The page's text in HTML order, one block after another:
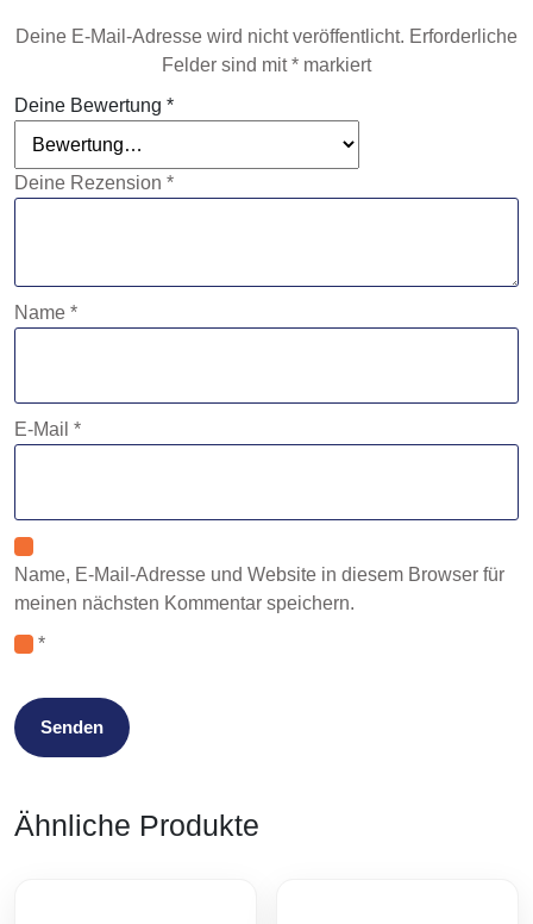
Deine E-Mail-Adresse wird nicht veröffentlicht. Erforderliche
Felder sind mit* markiert
Deine Bewertung *
Deine Rezension *
Name *
E-Mail *
Name, E-Mail-Adresse und Website in diesem Browser für
meinen nächsten Kommentar speichern.
*
Ähnliche Produkte